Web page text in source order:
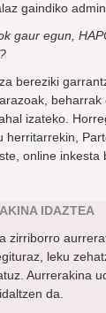
gaindiko
gaur egun,
bereziki
izateko.
herritarrekin,
online inkesta
IDAZTEA
zirriborro
leku
Aurrerakina
da.